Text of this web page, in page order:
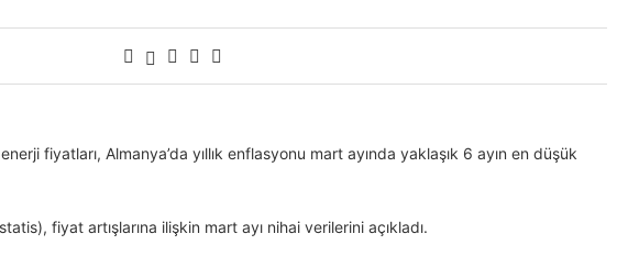
fiyatları, Almanya’da yıllık enflasyonu mart ayında yaklaşık 6 ayın en düşük
fiyat artışlarına ilişkin mart ayı nihai verilerini açıkladı.